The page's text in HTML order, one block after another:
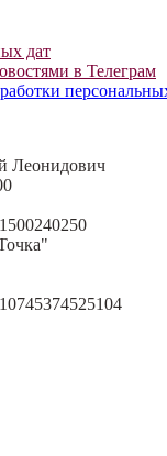
дат
в Телеграм
Леонидович